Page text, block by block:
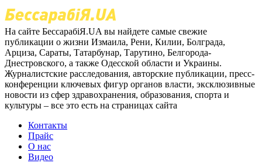
На сайте БессарабіЯ.UA вы найдете самые свежие
публикации о жизни Измаила, Рени, Килии, Болграда,
Арциза, Сараты, Татарбунар, Тарутино, Белгорода-
Днестровского, а также Одесской области и Украины.
Журналистские расследования, авторские публикации, пресс-
конференции ключевых фигур органов власти, эксклюзивные
новости из сфер здравохранения, образования, спорта и
культуры – все это есть на страницах сайта
Контакты
Прайс
О нас
Видео